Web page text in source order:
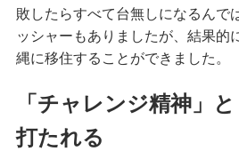
敗したらすべて台無しになるんで
ッシャーもありましたが、結果的
縄に移住することができました。
「チャレンジ精神」
打たれる